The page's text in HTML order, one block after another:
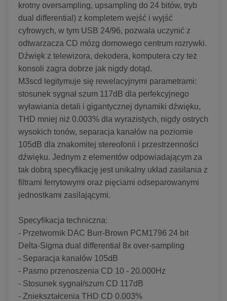
krotny oversampling, upsampling do 24 bitów, tryb
dual differential) z kompletem wejść i wyjść
cyfrowych, w tym USB 24/96, pozwala uczynić z
odtwarzacza CD mózg domowego centrum rozrywki.
Dźwięk z telewizora, dekodera, komputera czy też
konsoli zagra dobrze jak nigdy dotąd.
M3scd legitymuje się rewelacyjnymi parametrami:
stosunek sygnał szum 117dB dla perfekcyjnego
wyławiania detali i gigantycznej dynamiki dźwięku,
THD mniej niż 0.003% dla wyrazistych, nigdy ostrych
wysokich tonów, separacja kanałów na poziomie
105dB dla znakomitej stereofonii i przestrzenności
dźwięku. Jednym z elementów odpowiadającym za
tak dobrą specyfikację jest unikalny układ zasilania z
filtrami ferrytowymi oraz pięciami odseparowanymi
jednostkami zasilającymi.
Specyfikacja techniczna:
- Przetwornik DAC Burr-Brown PCM1796 24 bit
Delta-Sigma dual differential 8x over-sampling
- Separacja kanałów 105dB
- Pasmo przenoszenia CD 10 - 20.000Hz
- Stosunek sygnał/szum CD 117dB
- Zniekształcenia THD CD 0.003%